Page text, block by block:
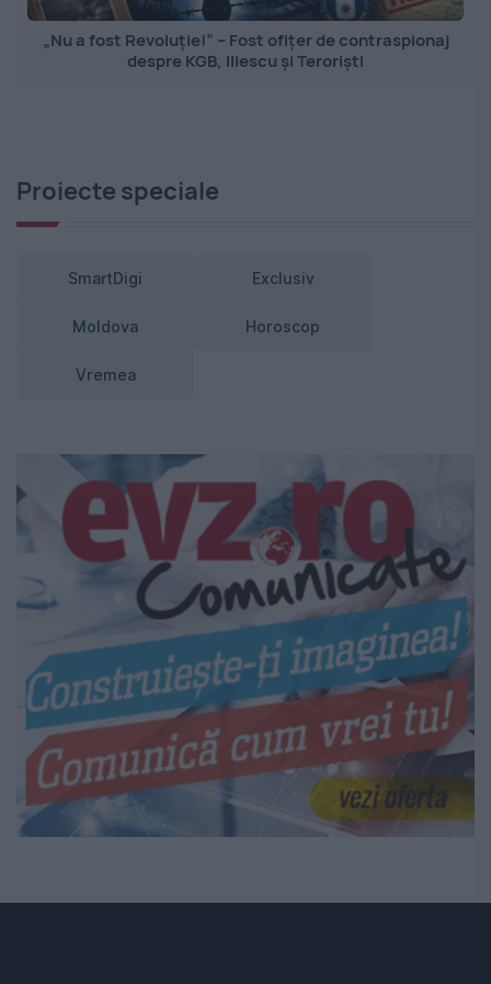
„Nu a fost Revoluție!” – Fost ofițer de contraspionaj
despre KGB, Iliescu și Teroriști
Proiecte speciale
SmartDigi Exclusiv
Moldova Horoscop
Vremea